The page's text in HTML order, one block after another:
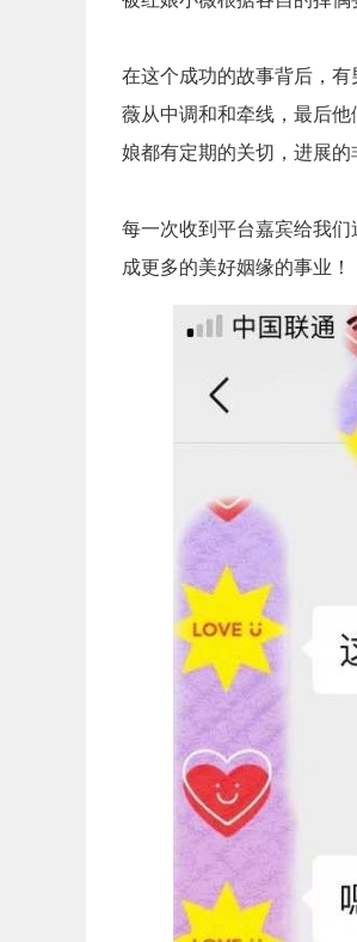
在这个成功的故事背后，
薇从中调和和牵线，最后
娘都有定期的关切，进展的
每一次收到平台嘉宾给我
成更多的美好姻缘的事业！